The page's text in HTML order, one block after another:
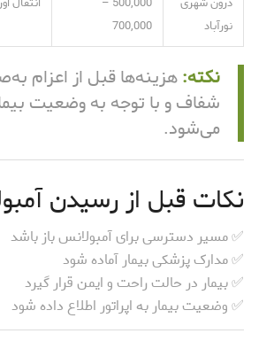
نورآباد
700,000
نکته:هزینه‌ها قبل از اعزام
شفاف و با توجه به وضعیت
می‌شود.
نکات قبل از رسیدن
✅ مسیر دسترسی برای آمبولانس باز باشد
✅ مدارک پزشکی بیمار آماده شود
✅ بیمار در حالت راحت و ایمن قرار گیرد
✅ وضعیت بیمار به اپراتور اطلاع داده شود